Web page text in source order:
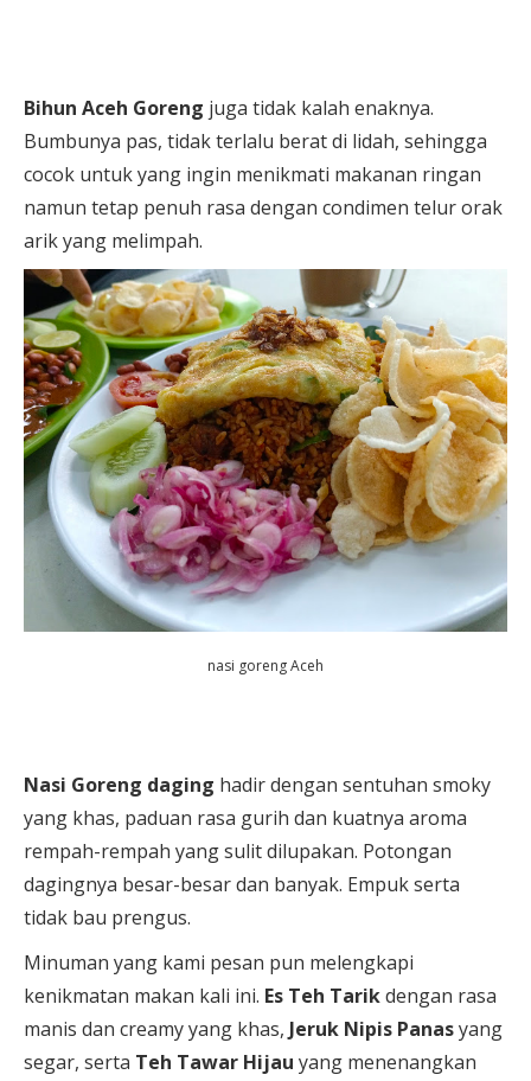
Bihun Aceh Goreng juga tidak kalah enaknya.
Bumbunya pas, tidak terlalu berat di lidah, sehingga
cocok untuk yang ingin menikmati makanan ringan
namun tetap penuh rasa dengan condimen telur orak
arik yang melimpah.
nasi goreng Aceh
Nasi Goreng daging hadir dengan sentuhan smoky
yang khas, paduan rasa gurih dan kuatnya aroma
rempah-rempah yang sulit dilupakan. Potongan
dagingnya besar-besar dan banyak. Empuk serta
tidak bau prengus.
Minuman yang kami pesan pun melengkapi
kenikmatan makan kali ini. Es Teh Tarikdengan rasa
manis dan creamy yang khas, Jeruk Nipis Panasyang
segar, serta Teh Tawar Hijau yang menenangkan